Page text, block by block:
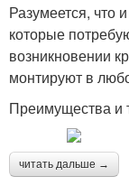
Разумеется, что
которые
возникновении
монтируют в
Преимущества и
читать дальше →